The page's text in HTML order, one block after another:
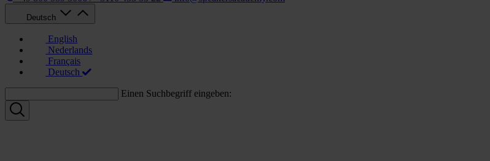
Deutsch
English
Nederlands
Français
Deutsch
Einen Suchbegriff eingeben: